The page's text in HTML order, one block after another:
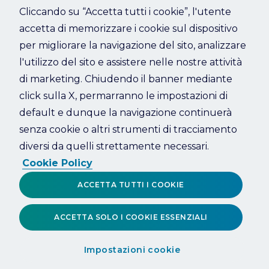
Refresh
Cliccando su “Accetta tutti i cookie”, l'utente
accetta di memorizzare i cookie sul dispositivo
per migliorare la navigazione del sito, analizzare
l'utilizzo del sito e assistere nelle nostre attività
di marketing. Chiudendo il banner mediante
click sulla X, permarranno le impostazioni di
default e dunque la navigazione continuerà
senza cookie o altri strumenti di tracciamento
diversi da quelli strettamente necessari.
Cookie Policy
Impostazioni cookie
ACCETTA SOLO I COOKIE ESSENZIALI
ACCETTA TUTTI I COOKIE